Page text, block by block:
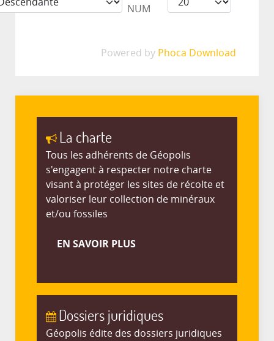
NUM
Powered by Phoca Download
La charte
Tous les adhérents de Géopolis
s'engagent à respecter notre charte
visant à protéger les sites de récolte et
valoriser leur collection de minéraux
et/ou fossiles
EN SAVOIR PLUS
Dossiers juridiques
Géopolis édite des dossiers juridiques